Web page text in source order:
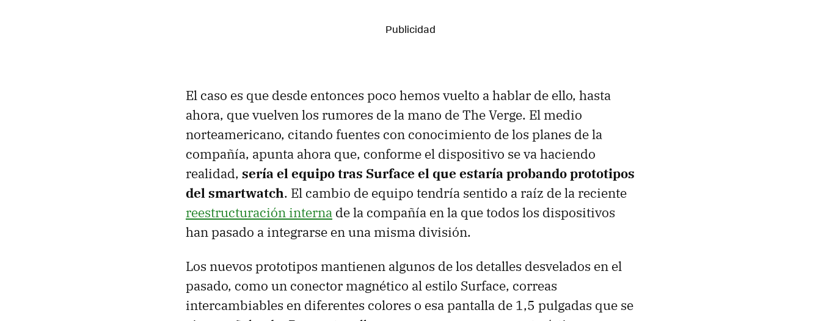
El caso es que desde entonces poco hemos vuelto a hablar de ello, hasta
ahora, que vuelven los rumores de la mano de The Verge. El medio
norteamericano, citando fuentes con conocimiento de los planes de la
compañía, apunta ahora que, conforme el dispositivo se va haciendo
realidad, sería el equipo tras Surface el que estaría probando prototipos
del smartwatch. El cambio de equipo tendría sentido a raíz de la reciente
reestructuración interna de la compañía en la que todos los dispositivos
han pasado a integrarse en una misma división.
Los nuevos prototipos mantienen algunos de los detalles desvelados en el
pasado, como un conector magnético al estilo Surface, correas
intercambiables en diferentes colores o esa pantalla de 1,5 pulgadas que se